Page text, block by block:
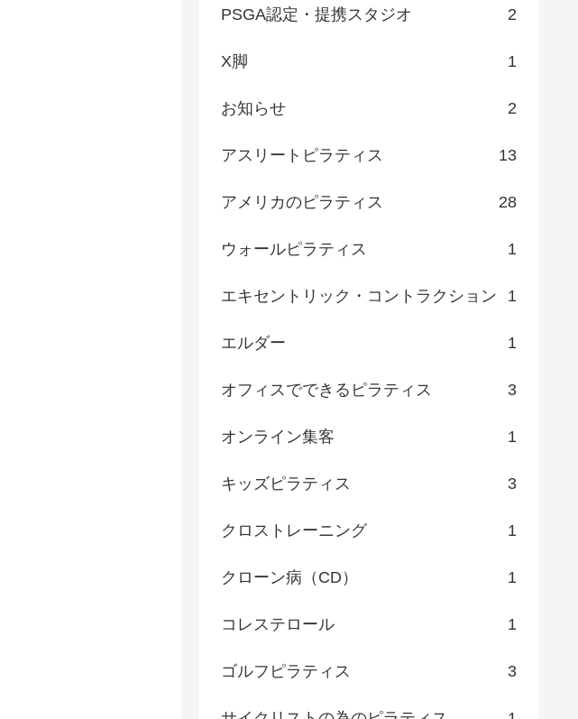
PSGA認定・提携スタジオ 2
X脚 1
お知らせ 2
アスリートピラティス 13
アメリカのピラティス 28
ウォールピラティス 1
エキセントリック・コントラクション 1
エルダー 1
オフィスでできるピラティス 3
オンライン集客 1
キッズピラティス 3
クロストレーニング 1
クローン病（CD） 1
コレステロール 1
ゴルフピラティス 3